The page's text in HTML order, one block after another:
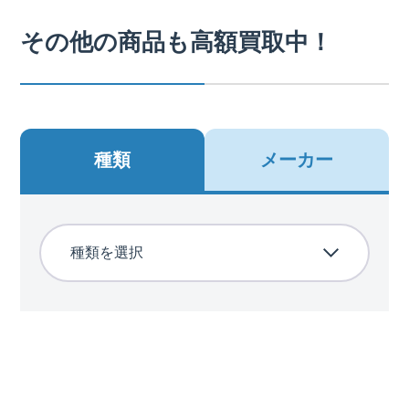
その他の商品も高額買取中！
種類 メーカー